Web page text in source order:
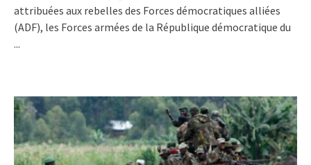
attribuées aux rebelles des Forces démocratiques alliées
(ADF), les Forces armées de la République démocratique du
...